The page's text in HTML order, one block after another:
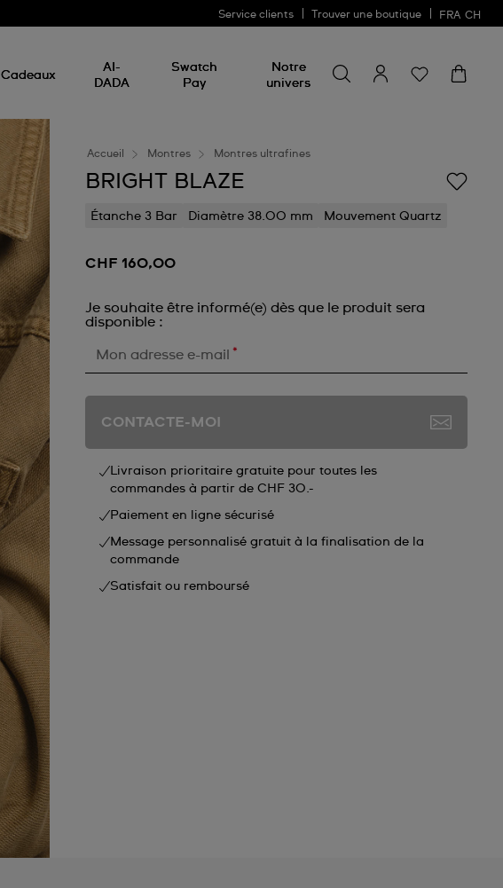
Service clients Trouver une boutique FRA CH
Cadeaux
AI-
DADA
Swatch
Pay
Notre
univers
un
produit
Accueil Montres Montres ultrafines
BRIGHT BLAZE
Étanche 3 Bar Diamètre 38.00 mm Mouvement Quartz
CHF 160,00
Je souhaite être informé(e) dès que le produit sera
disponible :
Mon adresse e-mail *
CONTACTE-MOI
Livraison prioritaire gratuite pour toutes les
commandes à partir de CHF 30.-
Paiement en ligne sécurisé
Message personnalisé gratuit à la finalisation de la
commande
Satisfait ou remboursé